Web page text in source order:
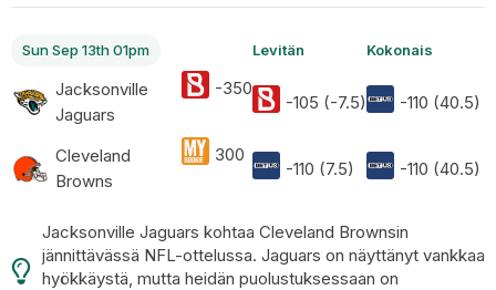
Sun Sep 13th 01pm
Jacksonville
Jaguars
Cleveland
Browns
-350
300
Levitän
-105 (-7.5)
-110 (7.5)
Kokonais
-110 (40.5)
-110 (40.5)
Jacksonville Jaguars kohtaa Cleveland Brownsin
jännittävässä NFL-ottelussa. Jaguars on näyttänyt vankkaa
hyökkäystä, mutta heidän puolustuksessaan on